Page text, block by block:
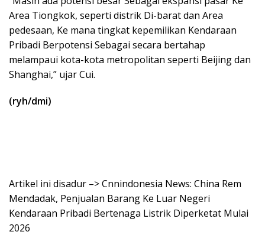
Area Tiongkok, seperti distrik Di-barat dan Area
pedesaan, Ke mana tingkat kepemilikan Kendaraan
Pribadi Berpotensi Sebagai secara bertahap
melampaui kota-kota metropolitan seperti Beijing dan
Shanghai,” ujar Cui.
(ryh/dmi)
Artikel ini disadur –> Cnnindonesia News: China Rem
Mendadak, Penjualan Barang Ke Luar Negeri
Kendaraan Pribadi Bertenaga Listrik Diperketat Mulai
2026